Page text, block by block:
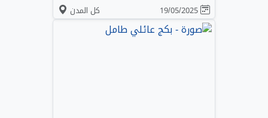
كل المدن